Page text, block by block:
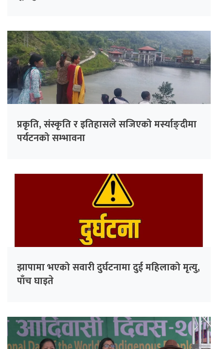
प्रकृति, संस्कृति र इतिहासले सजिएको मर्स्याङ्दीमा
पर्यटनको सम्भावना
झापामा भएको सवारी दुर्घटनामा दुई महिलाको मृत्यु,
पाँच घाइते